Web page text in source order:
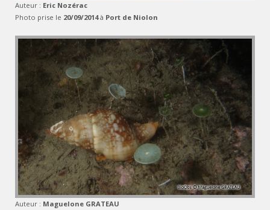
Auteur : Eric Nozérac
Photo prise le 20/09/2014à Port de Niolon
Auteur : Maguelone GRATEAU